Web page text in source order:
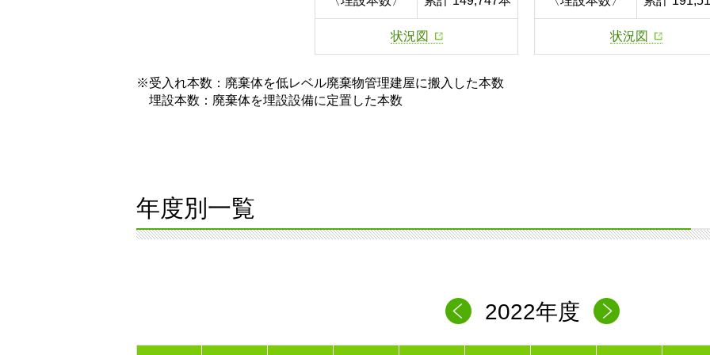
状況図 状況図
※受入れ本数：廃棄体を低レベル廃棄物管理建屋に搬入した本数
埋設本数：廃棄体を埋設設備に定置した本数
年度別一覧
2022年度